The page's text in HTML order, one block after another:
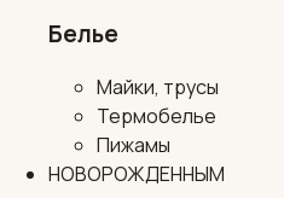
Белье
Майки, трусы
Термобелье
Пижамы
НОВОРОЖДЕННЫМ